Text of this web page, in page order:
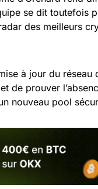
se dit toutefois
des meilleurs
à jour du réseau
de prouver
nouveau pool